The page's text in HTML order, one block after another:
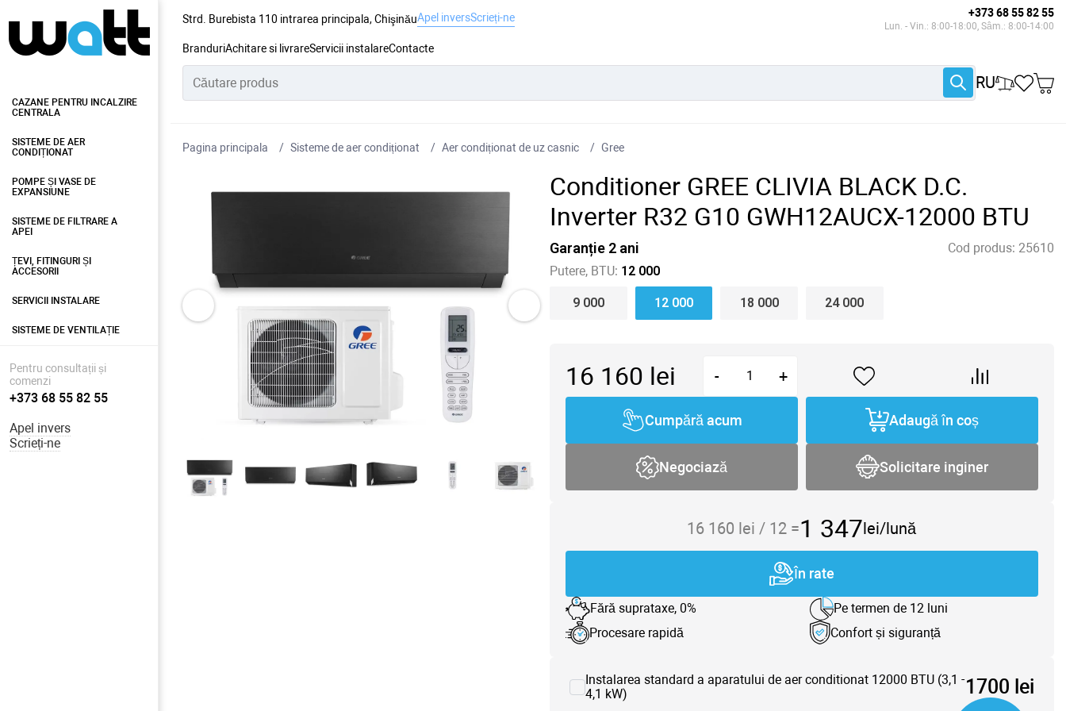
Strd. Burebista 110 intrarea principala, ChişinăuApel inversScrieți-ne +373 68 55 82 55
Lun. - Vin.: 8:00-18:00, Sâm.: 8:00-14:00
BranduriAchitare si livrareServicii instalareContacte
RU
CAZANE PENTRU INCALZIRE
CENTRALA
SISTEME DE AER
CONDIȚIONAT
POMPE ȘI VASE DE
EXPANSIUNE
SISTEME DE FILTRARE A
APEI
ȚEVI, FITINGURI ȘI
ACCESORII
SERVICII INSTALARE
SISTEME DE VENTILAȚIE
Pentru consultații și
comenzi
+373 68 55 82 55
Apel invers
Scrieți-ne
Pagina principala Sisteme de aer condiționat Aer condiționat de uz casnic Gree
Conditioner GREE CLIVIA BLACK D.C.
Inverter R32 G10 GWH12AUCX-12000 BTU
Garanție 2 ani Cod produs: 25610
Putere, BTU: 12 000
9 000 12 000 18 000 24 000
16 160 lei - +
Cumpără acum Adaugă în coș
Negociază Solicitare inginer
16 160 lei / 12 =1 347lei/lună
În rate
Fără suprataxe, 0%
Pe termen de 12 luni
Procesare rapidă
Confort și siguranță
Instalarea standard a aparatului de aer conditionat 12000 BTU (3,1 -
4,1 kW)
1700 lei